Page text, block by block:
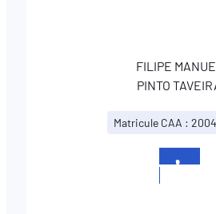
FILIPE
PINTO
Matricule CAA :